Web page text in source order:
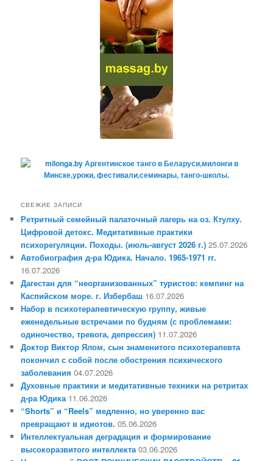
СВЕЖИЕ ЗАПИСИ
Ретритный семейный палаточный лагерь на оз. Ктулху.
Цифровой детокс. Медитативные практики
психорегуляции. Походы. (июль-август 2026 г.) 25.07.2026
Автобиография д-ра Юдика. Начало. 1965-1971 гг.
16.07.2026
Дагестан для “неорганизованных” туристов: кемпинг на
Каспийском море. г. Избербаш 16.07.2026
Набор в психотерапевтическую группу, живые
еженедельные встречами по будням (с проблемами:
одиночество, тревога, депрессия) 11.07.2026
Доктор Виктор Ялом, сын знаменитого психотерапевта
покончил с собой после обострения психического
заболевания 04.07.2026
Духовные практики и медитативные техники на ретритах
д-ра Юдика 11.06.2026
“Shorts” и “Reels” медленно, но уверенно вас
превращают в идиотов. 05.06.2026
Интеллектуальная деградация и формирование
высокоразвитого интеллекта 03.06.2026